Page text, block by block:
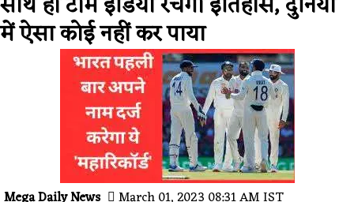
में ऐसा कोई नहीं कर पाया